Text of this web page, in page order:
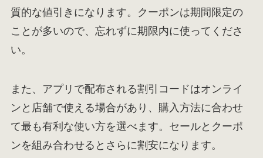
質的な値引きになります。クーポンは期間限定の
ことが多いので、忘れずに期限内に使ってくださ
い。
また、アプリで配布される割引コードはオンライ
ンと店舗で使える場合があり、購入方法に合わせ
て最も有利な使い方を選べます。セールとクーポ
ンを組み合わせるとさらに割安になります。